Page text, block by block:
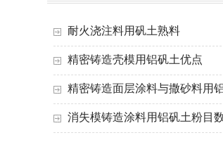
耐火浇注料用矾土熟料
精密铸造壳模用铝矾土优点
精密铸造面层涂料与撒砂料
消失模铸造涂料用铝矾土粉